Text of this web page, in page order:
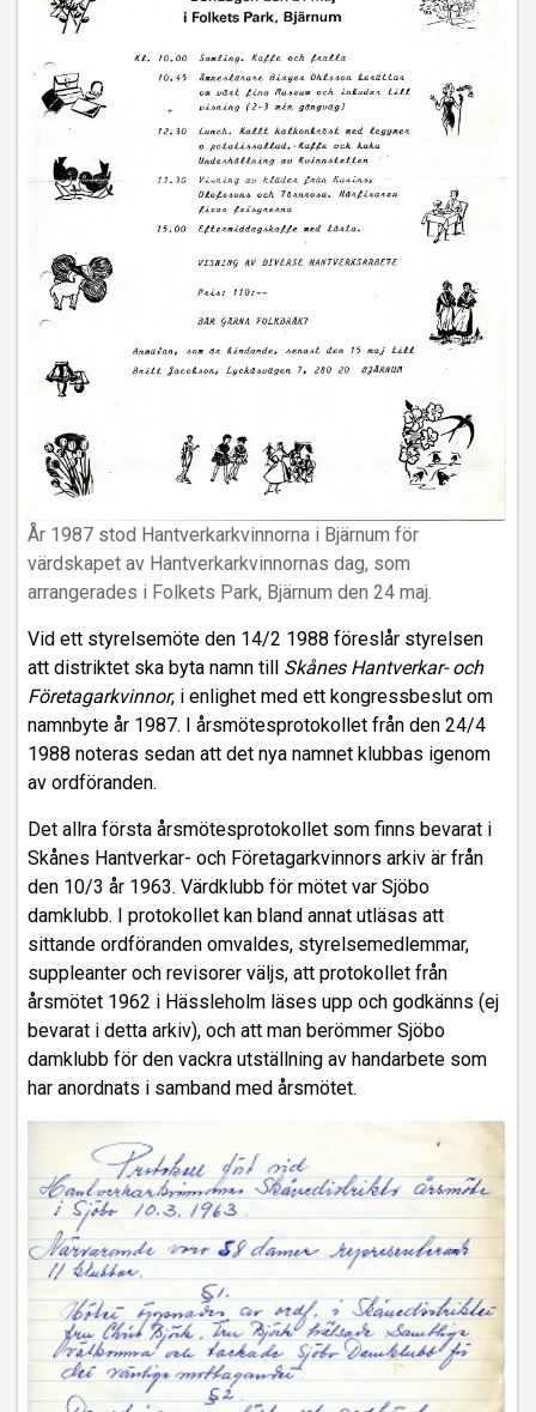
År 1987 stod Hantverkarkvinnorna i Bjärnum för
värdskapet av Hantverkarkvinnornas dag, som
arrangerades i Folkets Park, Bjärnum den 24 maj.
Vid ett styrelsemöte den 14/2 1988 föreslår styrelsen
att distriktet ska byta namn till Skånes Hantverkar- och
Företagarkvinnor, i enlighet med ett kongressbeslut om
namnbyte år 1987. I årsmötesprotokollet från den 24/4
1988 noteras sedan att det nya namnet klubbas igenom
av ordföranden.
Det allra första årsmötesprotokollet som finns bevarat i
Skånes Hantverkar- och Företagarkvinnors arkiv är från
den 10/3 år 1963. Värdklubb för mötet var Sjöbo
damklubb. I protokollet kan bland annat utläsas att
sittande ordföranden omvaldes, styrelsemedlemmar,
suppleanter och revisorer väljs, att protokollet från
årsmötet 1962 i Hässleholm läses upp och godkänns (ej
bevarat i detta arkiv), och att man berömmer Sjöbo
damklubb för den vackra utställning av handarbete som
har anordnats i samband med årsmötet.